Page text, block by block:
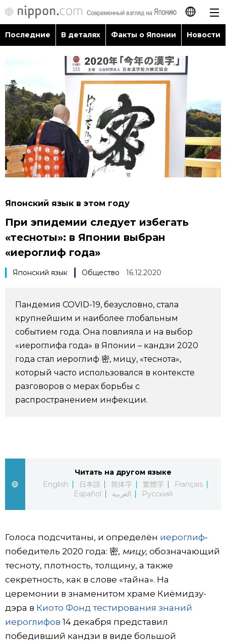
日本語
English
简体字
繁體字
Français
Español
Последние
В деталях
Факты о Японии
Фото/Видео
Разделы
Блог
Политика
Экономика
От редакции
Японский язык
Японский калейдоскоп
Семья
Последние В деталях Факты о Японии Новости
Японский язык в этом году
При эпидемии следует избегать
«тесноты»: в Японии выбран
«иероглиф года»
Японский язык Общество 16.12.2020
Пандемия COVID-19, безусловно, стала
крупнейшим и наиболее глобальным
событием года. Она повлияла и на выбор
«иероглифа года» в Японии – кандзи 2020
года стал иероглиф 密, мицу, «теснота»,
который часто использовался в контексте
разговоров о мерах борьбы с
распространением инфекции.
Читать на другом языке
English
日本語 简体字 繁體字
Français
Español
العربية Русский
Голоса подсчитаны, и определён иероглиф-
победитель 2020 года: 密, мицу, обозначающий
тесноту, плотность, толщину, а также
секретность, как в слове «тайна». На
церемонии в знаменитом храме Киёмидзу-
дэра в Киото Фонд тестирования знаний
иероглифов 14 декабря представил
победивший кандзи в виде большой